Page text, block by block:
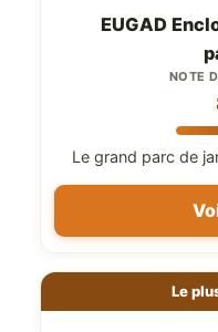
EUGAD
NOTE
Le grand parc de
Le